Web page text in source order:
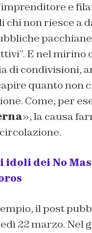
e
chi non riesce a
E nel mirino
di condivisioni,
quanto non
Come, per
», la causa
idoli dei No
il post
22 marzo. Nel